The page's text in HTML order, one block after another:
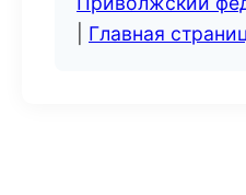
Главная